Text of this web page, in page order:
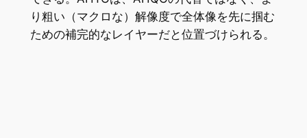
り粗い（マクロな）解像度で全体像を先に掴む
ための補完的なレイヤーだと位置づけられる。